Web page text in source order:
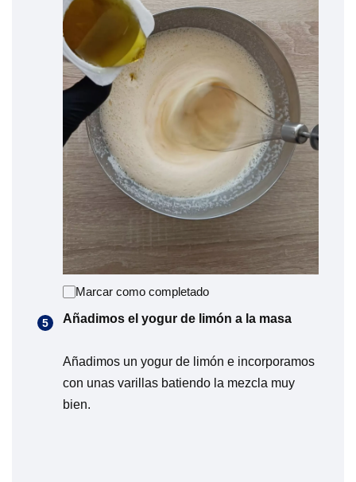
Marcar como completado
Añadimos el yogur de limón a la masa
Añadimos un yogur de limón e incorporamos
con unas varillas batiendo la mezcla muy
bien.